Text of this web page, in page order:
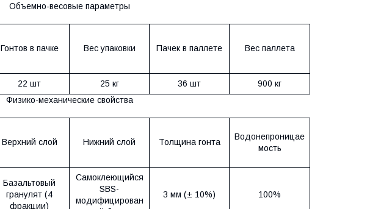
Объемно-весовые параметры
Гонтов в пачке Вес упаковки Пачек в паллете Вес паллета
22 шт 25 кг 36 шт
900 кг
Физико-механические свойства
Верхний слой Нижний слой Толщина гонта
Водонепроницае
мость
Базальтовый
гранулят (4
фракции)
Самоклеющийся
SBS-
модифицирован
3 мм (± 10%) 100%